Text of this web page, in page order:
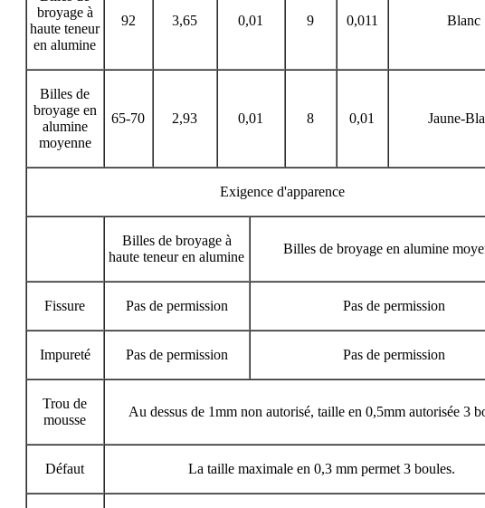
broyage à
haute teneur
en alumine
92 3,65 0,01 9 0,011 Blanc
Billes de
broyage en
alumine
moyenne
65-70 2,93 0,01 8 0,01 Jaune-
Exigence d'apparence
Billes de broyage à
haute teneur en alumine
Billes de broyage en alumine
Fissure Pas de permission Pas de permission
Impureté Pas de permission Pas de permission
Trou de
mousse
Au dessus de 1mm non autorisé, taille en 0,5mm autorisée 3
Défaut La taille maximale en 0,3 mm permet 3 boules.